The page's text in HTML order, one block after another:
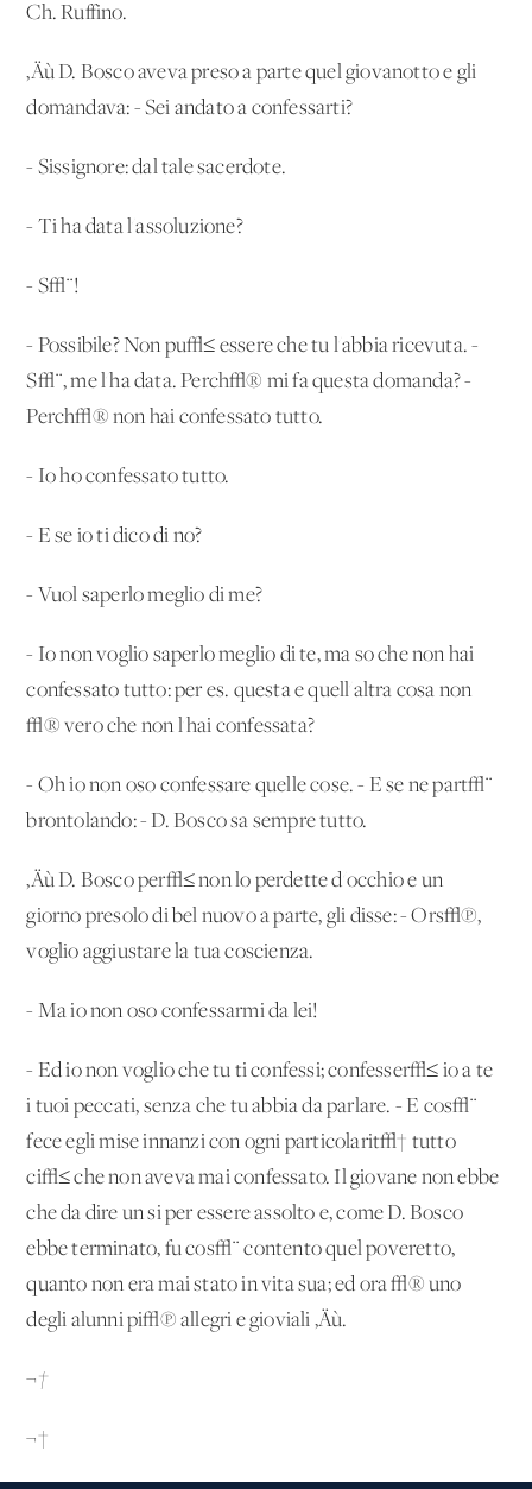
Ch. Ruffino.
‚Äù D. Bosco aveva preso a parte quel giovanotto e gli
domandava: - Sei andato a confessarti?
- Sissignore: dal tale sacerdote.
- Ti ha data l'assoluzione?
- S√¨!
- Possibile? Non pu√≤ essere che tu l'abbia ricevuta. -
S√¨, me l'ha data. Perch√® mi fa questa domanda? -
Perch√® non hai confessato tutto.
- Io ho confessato tutto.
- E se io ti dico di no?
- Vuol saperlo meglio di me?
- Io non voglio saperlo meglio di te, ma so che non hai
confessato tutto: per es. questa e quell'altra cosa non
√® vero che non l'hai confessata?
- Oh io non oso confessare quelle cose. - E se ne part√¨
brontolando: - D. Bosco sa sempre tutto.
‚Äù D. Bosco per√≤ non lo perdette d'occhio e un
giorno presolo di bel nuovo a parte, gli disse: - Ors√π,
voglio aggiustare la tua coscienza.
- Ma io non oso confessarmi da lei!
- Ed io non voglio che tu ti confessi; confesser√≤ io a te
i tuoi peccati, senza che tu abbia da parlare. - E cos√¨
fece egli mise innanzi con ogni particolarit√† tutto
ci√≤ che non aveva mai confessato. Il giovane non ebbe
che da dire un si per essere assolto e, come D. Bosco
ebbe terminato, fu cos√¨ contento quel poveretto,
quanto non era mai stato in vita sua; ed ora √® uno
degli alunni pi√π allegri e gioviali ‚Äù.
¬†
¬†